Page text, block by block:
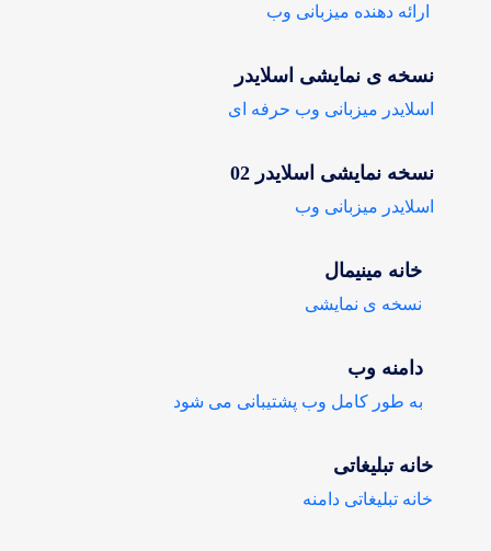
ارائه دهنده میزبانی وب
نسخه ی نمایشی اسلایدر
اسلایدر میزبانی وب حرفه ای
نسخه نمایشی اسلایدر 02
اسلایدر میزبانی وب
خانه مینیمال
نسخه ی نمایشی
دامنه وب
به طور کامل وب پشتیبانی می شود
خانه تبلیغاتی
خانه تبلیغاتی دامنه